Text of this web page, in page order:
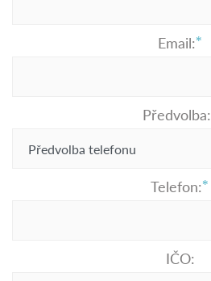
Email:
Předvolba:
Telefon:
IČO: